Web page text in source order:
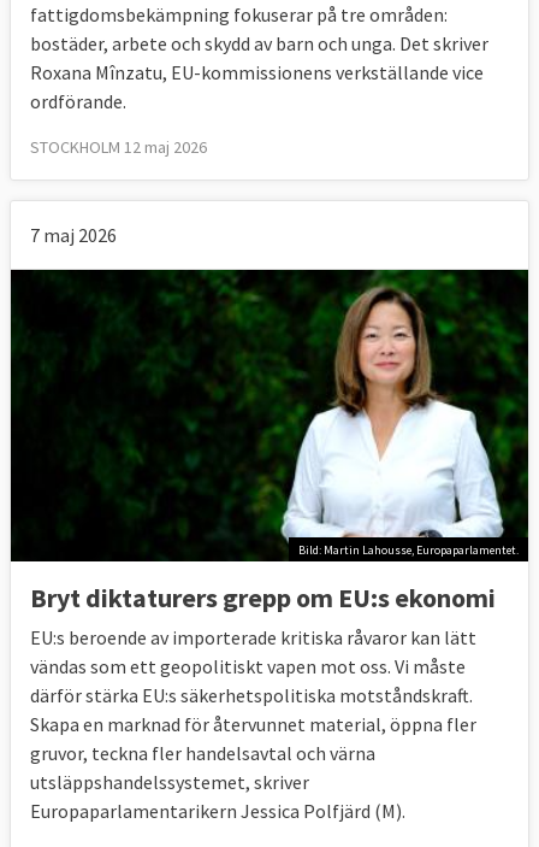
fattigdomsbekämpning fokuserar på tre områden:
bostäder, arbete och skydd av barn och unga. Det skriver
Roxana Mînzatu, EU-kommissionens verkställande vice
ordförande.
STOCKHOLM 12 maj 2026
7 maj 2026
Bild: Martin Lahousse, Europaparlamentet.
Bryt diktaturers grepp om EU:s ekonomi
EU:s beroende av importerade kritiska råvaror kan lätt
vändas som ett geopolitiskt vapen mot oss. Vi måste
därför stärka EU:s säkerhetspolitiska motståndskraft.
Skapa en marknad för återvunnet material, öppna fler
gruvor, teckna fler handelsavtal och värna
utsläppshandelssystemet, skriver
Europaparlamentarikern Jessica Polfjärd (M).